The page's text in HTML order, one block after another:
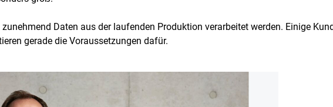
Daten aus der laufenden Produktion verarbeitet werden. Einige
gerade die Voraussetzungen dafür.